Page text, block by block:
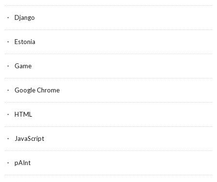
Django
Estonia
Game
Google Chrome
HTML
JavaScript
pAInt